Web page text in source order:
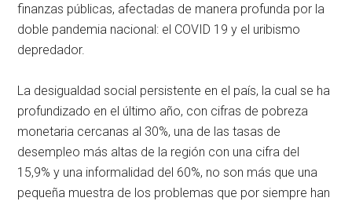
finanzas públicas, afectadas de manera profunda por la
doble pandemia nacional: el COVID 19 y el uribismo
depredador.
La desigualdad social persistente en el país, la cual se ha
profundizado en el último año, con cifras de pobreza
monetaria cercanas al 30%, una de las tasas de
desempleo más altas de la región con una cifra del
15,9% y una informalidad del 60%, no son más que una
pequeña muestra de los problemas que por siempre han